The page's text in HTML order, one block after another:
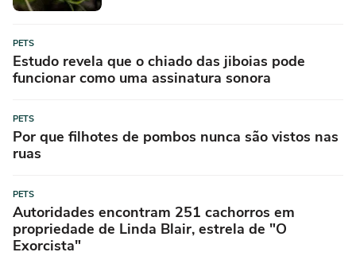
PETS
Estudo revela que o chiado das jiboias pode
funcionar como uma assinatura sonora
PETS
Por que filhotes de pombos nunca são vistos nas
ruas
PETS
Autoridades encontram 251 cachorros em
propriedade de Linda Blair, estrela de "O
Exorcista"